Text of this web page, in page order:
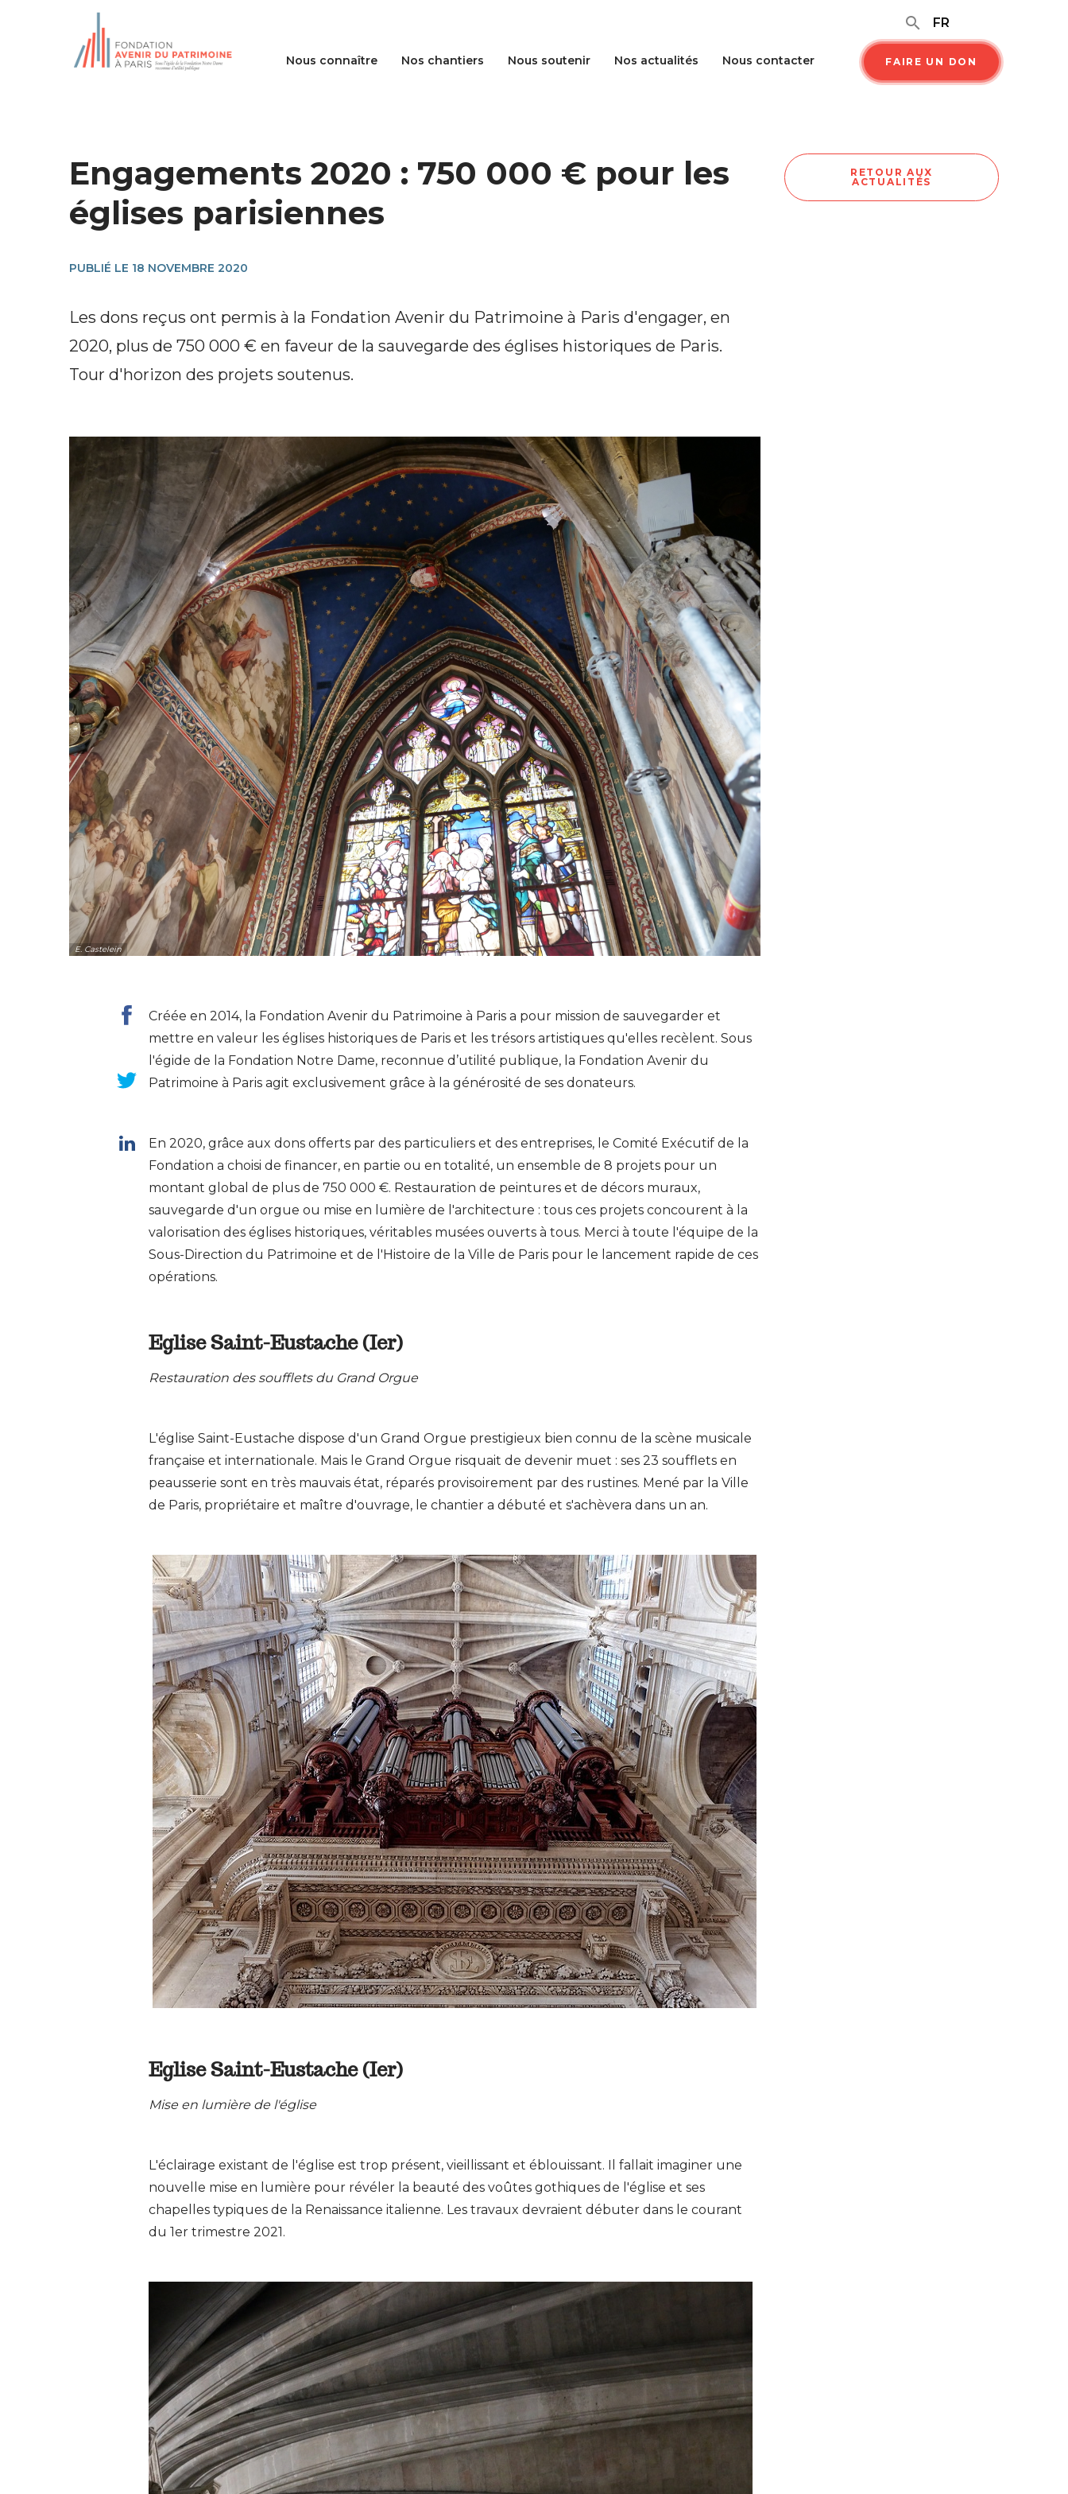
Nous connaître Nos chantiers Nous soutenir Nos actualités Nous contacter
search FR
FAIRE UN DON
Engagements 2020 : 750 000 € pour les
églises parisiennes
PUBLIÉ LE 18 NOVEMBRE 2020
Les dons reçus ont permis à la Fondation Avenir du Patrimoine à Paris d'engager, en
2020, plus de 750 000 € en faveur de la sauvegarde des églises historiques de Paris.
Tour d'horizon des projets soutenus.
E. Castelein
Créée en 2014, la Fondation Avenir du Patrimoine à Paris a pour mission de sauvegarder et
mettre en valeur les églises historiques de Paris et les trésors artistiques qu'elles recèlent. Sous
l'égide de la Fondation Notre Dame, reconnue d’utilité publique, la Fondation Avenir du
Patrimoine à Paris agit exclusivement grâce à la générosité de ses donateurs.
En 2020, grâce aux dons offerts par des particuliers et des entreprises, le Comité Exécutif de la
Fondation a choisi de financer, en partie ou en totalité, un ensemble de 8 projets pour un
montant global de plus de 750 000 €. Restauration de peintures et de décors muraux,
sauvegarde d'un orgue ou mise en lumière de l'architecture : tous ces projets concourent à la
valorisation des églises historiques, véritables musées ouverts à tous. Merci à toute l'équipe de la
Sous-Direction du Patrimoine et de l'Histoire de la Ville de Paris pour le lancement rapide de ces
opérations.
Eglise Saint-Eustache (Ier)
Restauration des soufflets du Grand Orgue
L'église Saint-Eustache dispose d'un Grand Orgue prestigieux bien connu de la scène musicale
française et internationale. Mais le Grand Orgue risquait de devenir muet : ses 23 soufflets en
peausserie sont en très mauvais état, réparés provisoirement par des rustines. Mené par la Ville
de Paris, propriétaire et maître d'ouvrage, le chantier a débuté et s'achèvera dans un an.
Eglise Saint-Eustache (Ier)
Mise en lumière de l'église
L'éclairage existant de l'église est trop présent, vieillissant et éblouissant. Il fallait imaginer une
nouvelle mise en lumière pour révéler la beauté des voûtes gothiques de l'église et ses
chapelles typiques de la Renaissance italienne. Les travaux devraient débuter dans le courant
du 1er trimestre 2021.
RETOUR AUX
ACTUALITÉS